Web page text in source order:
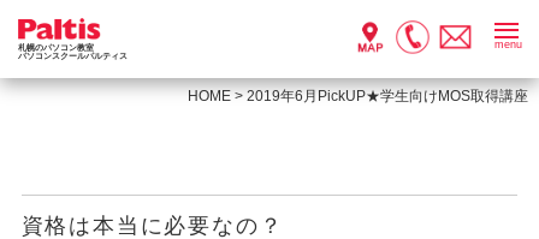
札幌のパソコン教室
パソコンスクールパルティス
menu
HOME >2019年6月PickUP★学生向けMOS取得講座
資格は本当に必要なの？